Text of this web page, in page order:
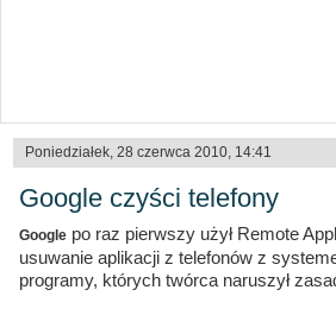
Poniedziałek, 28 czerwca 2010, 14:41
Google czyści telefony
Google po raz pierwszy użył Remote
usuwanie aplikacji z telefonów z
programy, których twórca naruszył